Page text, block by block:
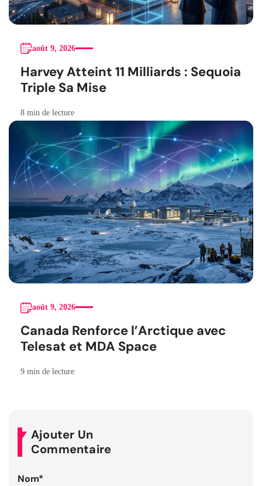
août 9, 2026
Harvey Atteint 11 Milliards : Sequoia
Triple Sa Mise
8 min de lecture
août 9, 2026
Canada Renforce l’Arctique avec
Telesat et MDA Space
9 min de lecture
Ajouter Un
Commentaire
Nom*